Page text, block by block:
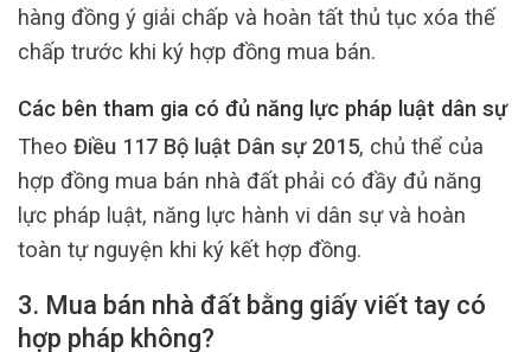
hàng đồng ý giải chấp và hoàn tất thủ tục xóa thế
chấp trước khi ký hợp đồng mua bán.
Các bên tham gia có đủ năng lực pháp luật dân sự
Theo Điều 117 Bộ luật Dân sự 2015, chủ thể của
hợp đồng mua bán nhà đất phải có đầy đủ năng
lực pháp luật, năng lực hành vi dân sự và hoàn
toàn tự nguyện khi ký kết hợp đồng.
3. Mua bán nhà đất bằng giấy viết tay có
hợp pháp không?